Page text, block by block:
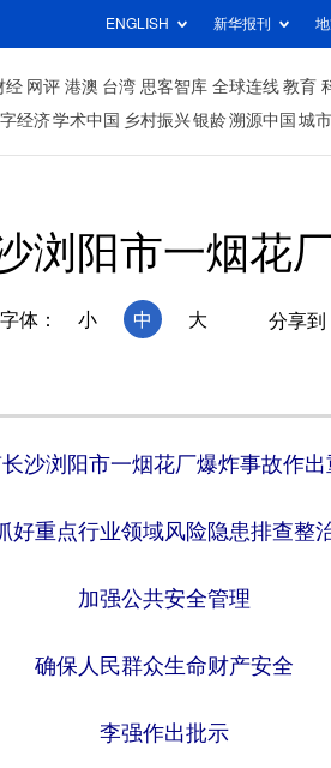
ENGLISH 新华报刊
经 网评 港澳 台湾 思客智库 全球连线 教育
经济学术中国 乡村振兴银龄溯源中国 城市
浏阳市一烟花
字体： 小 中 大 分享到
沙浏阳市一烟花厂爆炸事故作出
好重点行业领域风险隐患排查整
加强公共安全管理
确保人民群众生命财产安全
李强作出批示